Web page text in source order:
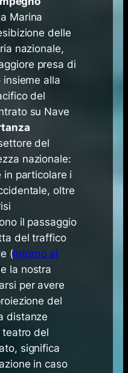
Marina
delle
nazionale,
presa di
insieme alla
del
su Nave
del
nazionale:
in particolare i
oltre
il passaggio
del traffico
(intorno al
la nostra
per avere
del
distanze
teatro del
significa
in caso